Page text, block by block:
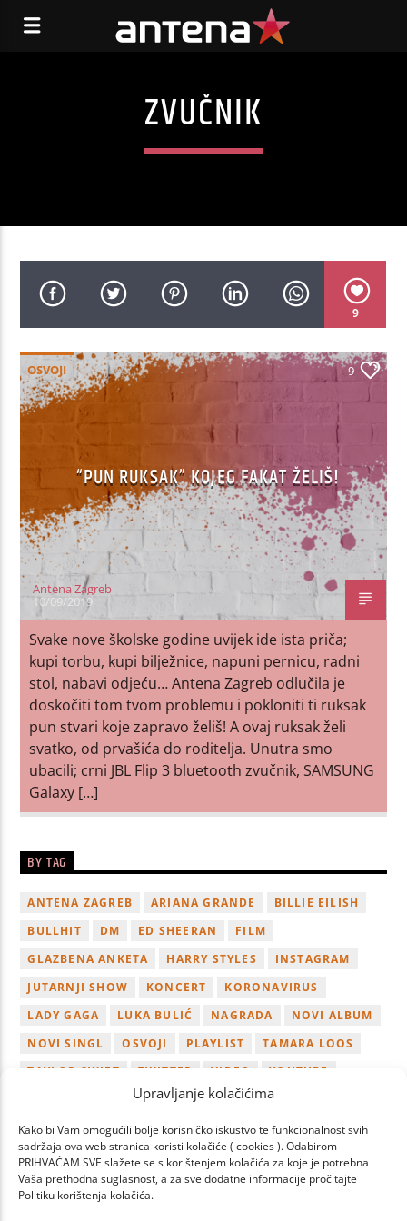
Upravljanje kolačićima
Kako bi Vam omogućili bolje korisničko iskustvo te funkcionalnost svih
sadržaja ova web stranica koristi kolačiće ( cookies ). Odabirom
PRIHVAĆAM SVE slažete se s korištenjem kolačića za koje je potrebna
Vaša prethodna suglasnost, a za sve dodatne informacije pročitajte
Politiku korištenja kolačića.
ZVUČNIK
9
OSVOJI 9
“PUN RUKSAK” KOJEG FAKAT ŽELIŠ!
Antena Zagreb
10/09/2019
Svake nove školske godine uvijek ide ista priča;
kupi torbu, kupi bilježnice, napuni pernicu, radni
stol, nabavi odjeću… Antena Zagreb odlučila je
doskočiti tom tvom problemu i pokloniti ti ruksak
pun stvari koje zapravo želiš! A ovaj ruksak želi
svatko, od prvašića do roditelja. Unutra smo
ubacili; crni JBL Flip 3 bluetooth zvučnik, SAMSUNG
Galaxy […]
BY TAG
ANTENA ZAGREB ARIANA GRANDE
BILLIE EILISH
BULLHIT
DM ED SHEERAN
FILM
GLAZBENA ANKETA
HARRY STYLES
INSTAGRAM
JUTARNJI SHOW
KONCERT
KORONAVIRUS
LADY GAGA
LUKA BULIĆ NAGRADA
NOVI ALBUM
NOVI SINGL
OSVOJI PLAYLIST
TAMARA LOOS
TAYLOR SWIFT
TWITTER VIDEO
YOUTUBE